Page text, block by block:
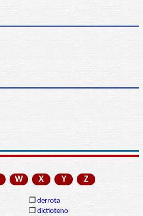
W X Y Z
❒ derrota
❒ dictioteno